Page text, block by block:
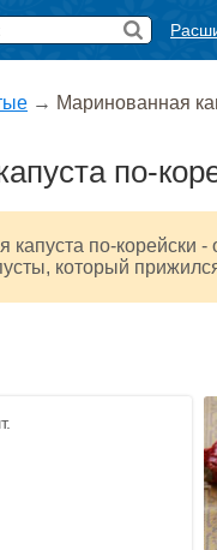
→ Маринованная
по-
капуста по-корейски
который